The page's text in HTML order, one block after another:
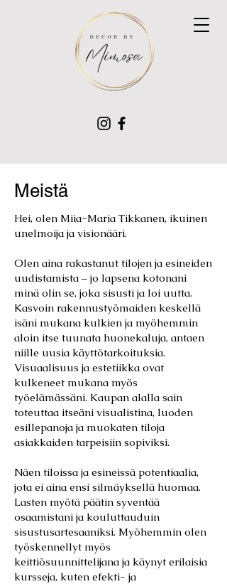
Meistä
Hei, olen Miia-Maria Tikkanen, ikuinen
unelmoija ja visionääri.
Olen aina rakastanut tilojen ja esineiden
uudistamista – jo lapsena kotonani
minä olin se, joka sisusti ja loi uutta.
Kasvoin rakennustyömaiden keskellä
isäni mukana kulkien ja myöhemmin
aloin itse tuunata huonekaluja, antaen
niille uusia käyttötarkoituksia.
Visuaalisuus ja estetiikka ovat
kulkeneet mukana myös
työelämässäni. Kaupan alalla sain
toteuttaa itseäni visualistina, luoden
esillepanoja ja muokaten tiloja
asiakkaiden tarpeisiin sopiviksi.
Näen tiloissa ja esineissä potentiaalia,
jota ei aina ensi silmäyksellä huomaa.
Lasten myötä päätin syventää
osaamistani ja kouluttauduin
sisustusartesaaniksi. Myöhemmin olen
työskennellyt myös
keittiösuunnittelijana ja käynyt erilaisia
kursseja, kuten efekti- ja